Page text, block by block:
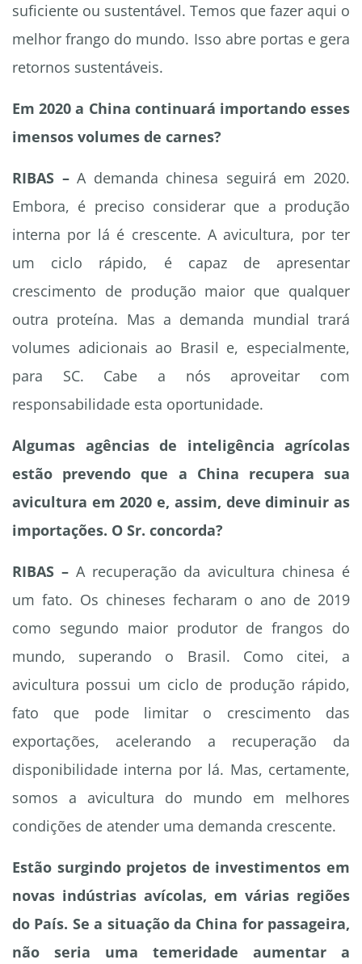
suficiente ou sustentável. Temos que fazer aqui o
melhor frango do mundo. Isso abre portas e gera
retornos sustentáveis.
Em 2020 a China continuará importando esses
imensos volumes de carnes?
RIBAS –A demanda chinesa seguirá em 2020.
Embora, é preciso considerar que a produção
interna por lá é crescente. A avicultura, por ter
um ciclo rápido, é capaz de apresentar
crescimento de produção maior que qualquer
outra proteína. Mas a demanda mundial trará
volumes adicionais ao Brasil e, especialmente,
para SC. Cabe a nós aproveitar com
responsabilidade esta oportunidade.
Algumas agências de inteligência agrícolas
estão prevendo que a China recupera sua
avicultura em 2020 e, assim, deve diminuir as
importações. O Sr. concorda?
RIBAS –A recuperação da avicultura chinesa é
um fato. Os chineses fecharam o ano de 2019
como segundo maior produtor de frangos do
mundo, superando o Brasil. Como citei, a
avicultura possui um ciclo de produção rápido,
fato que pode limitar o crescimento das
exportações, acelerando a recuperação da
disponibilidade interna por lá. Mas, certamente,
somos a avicultura do mundo em melhores
condições de atender uma demanda crescente.
Estão surgindo projetos de investimentos em
novas indústrias avícolas, em várias regiões
do País. Se a situação da China for passageira,
não seria uma temeridade aumentar a